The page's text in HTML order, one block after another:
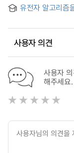
유전자 알고리즘
사용자 의견
사용자
해주세요.